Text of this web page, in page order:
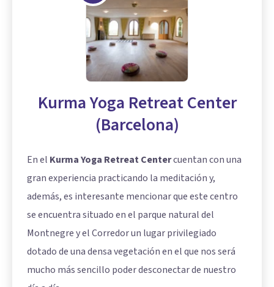
Kurma Yoga Retreat Center
(Barcelona)
En el Kurma Yoga Retreat Centercuentan con una
gran experiencia practicando la meditación y,
además, es interesante mencionar que este centro
se encuentra situado en el parque natural del
Montnegre y el Corredor un lugar privilegiado
dotado de una densa vegetación en el que nos será
mucho más sencillo poder desconectar de nuestro